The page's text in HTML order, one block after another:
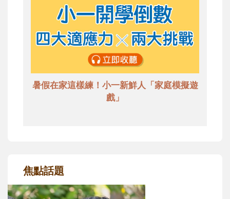
暑假在家這樣練！小一新鮮人「家庭模擬遊
戲」
焦點話題